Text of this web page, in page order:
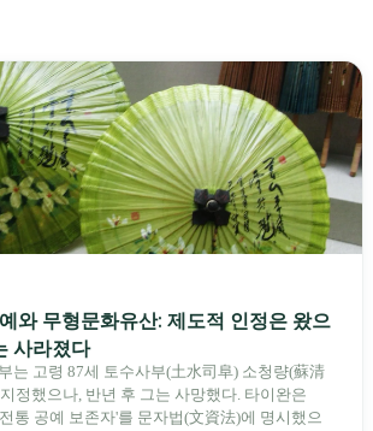
와 무형문화유산: 제도적 인정은 왔으
사라졌다
는 고령 87세 토수사부(土水司阜) 소청량(蘇清
정했으나, 반년 후 그는 사망했다. 타이완은
통 공예 보존자'를 문자법(文資法)에 명시했으